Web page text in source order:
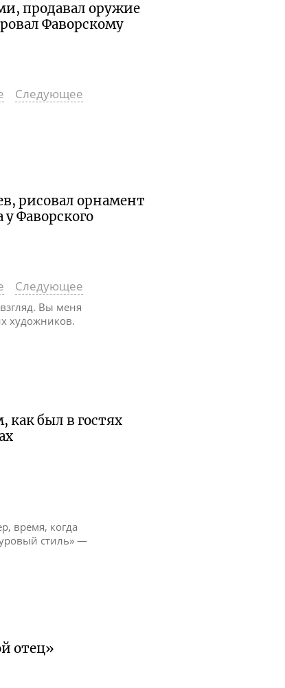
продавал оружие
Фаворскому
Следующее
рисовал орнамент
Фаворского
Следующее
Вы меня
художников.
как был в гостях
время, когда
стиль» —
отец»